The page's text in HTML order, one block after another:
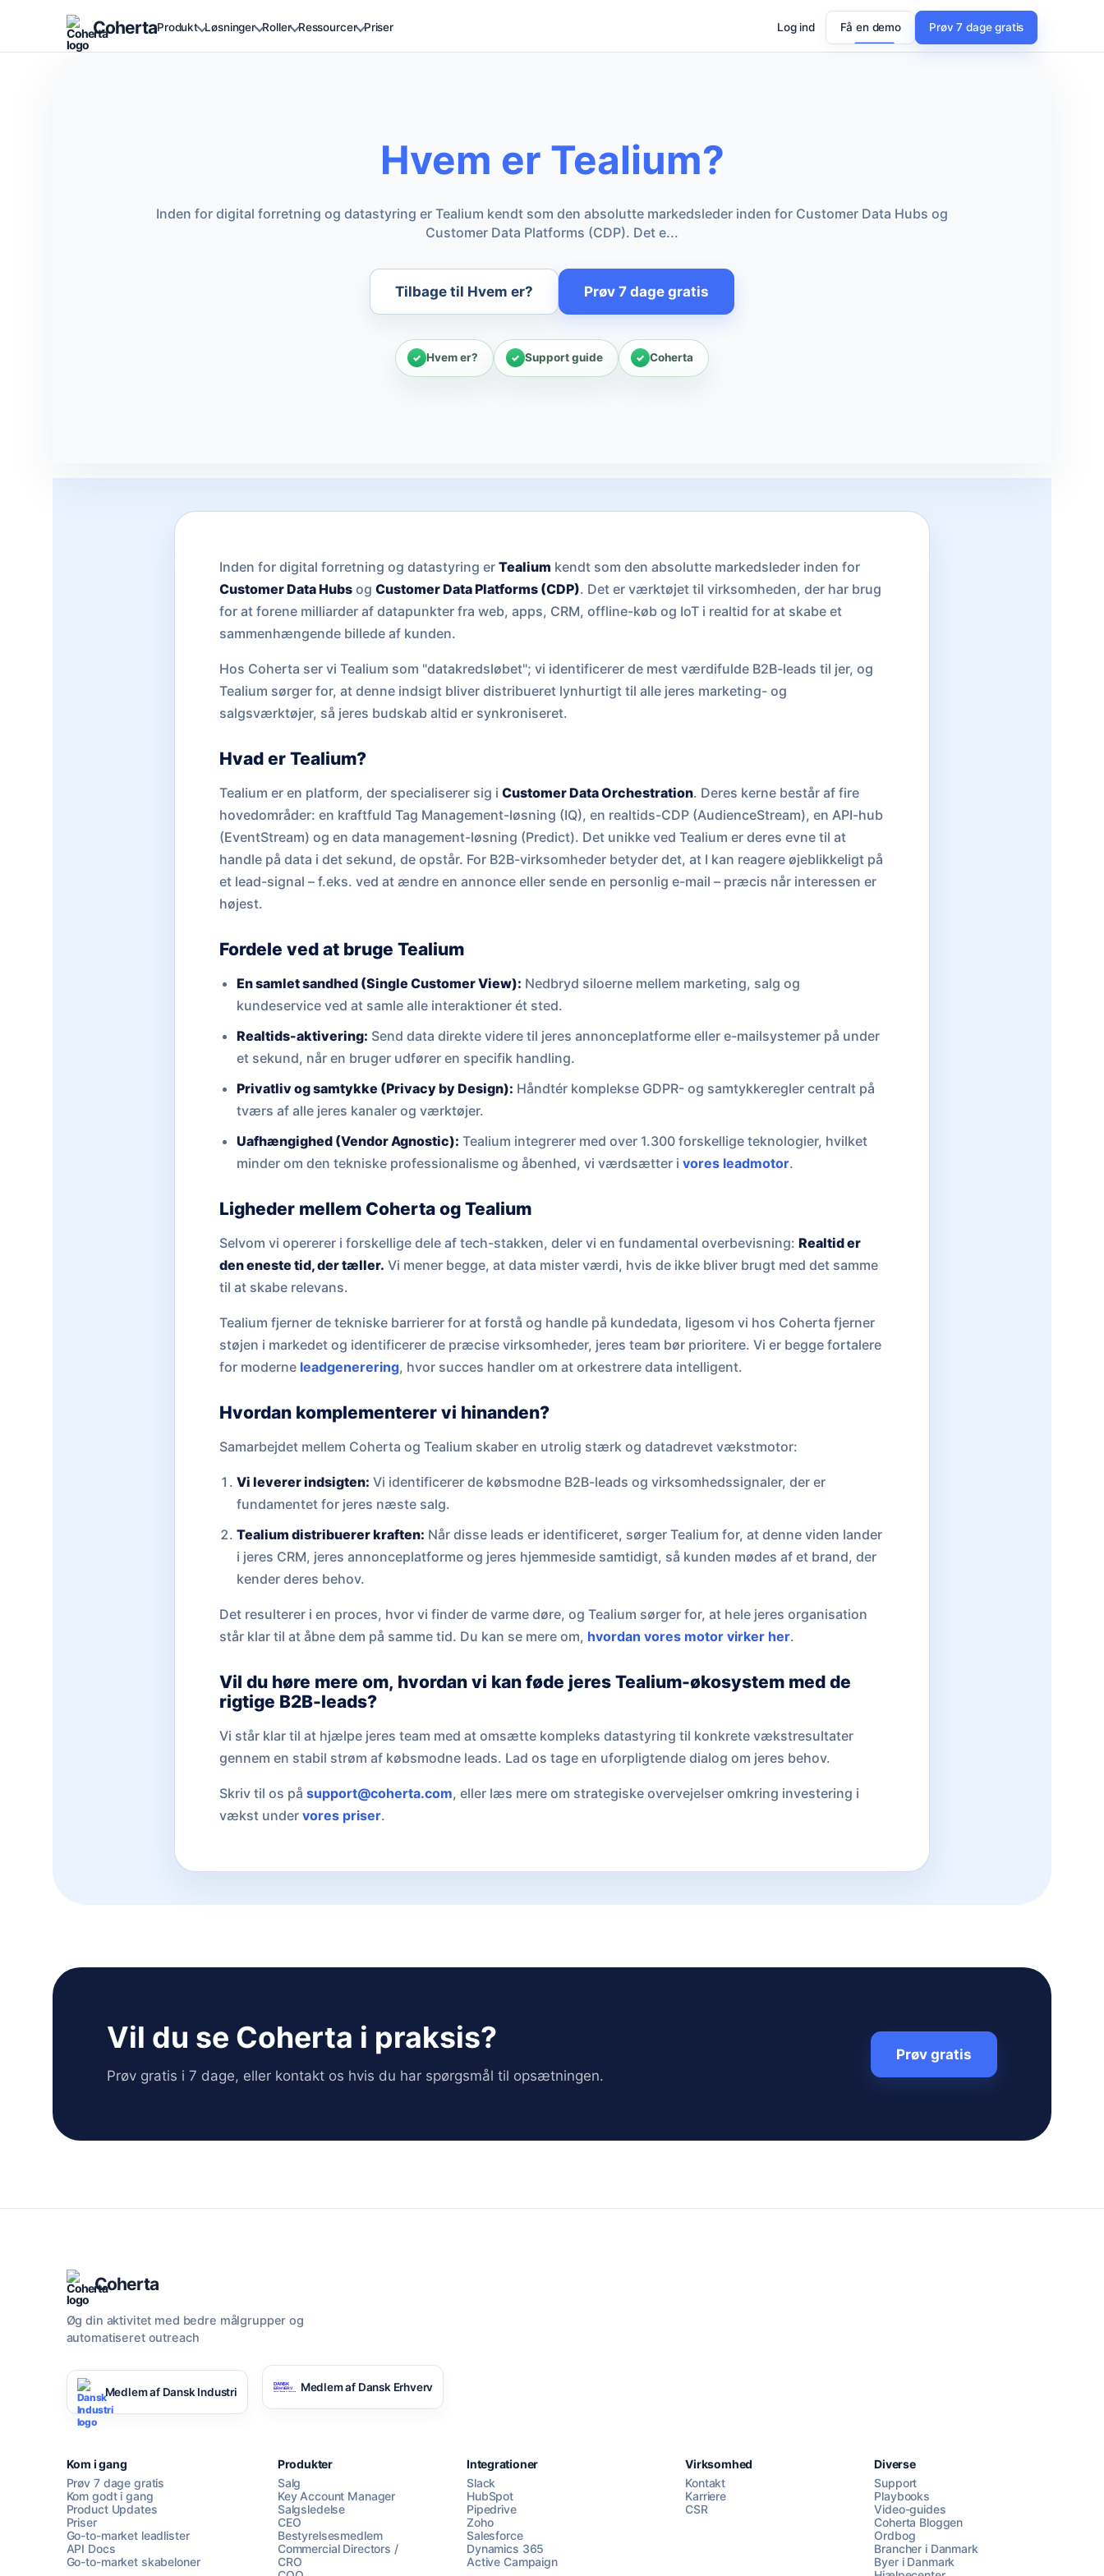
CohertaProdukt Løsninger Roller Ressourcer Priser Log ind Få en demo Prøv 7 dage gratis
Hvem er Tealium?
Inden for digital forretning og datastyring er Tealium kendt som den absolutte markedsleder inden for Customer Data Hubs og
Customer Data Platforms (CDP). Det e...
Tilbage til Hvem er? Prøv 7 dage gratis
Hvem er? Support guide Coherta
Inden for digital forretning og datastyring er Tealium kendt som den absolutte markedsleder inden for
Customer Data Hubsog Customer Data Platforms (CDP). Det er værktøjet til virksomheden, der har brug
for at forene milliarder af datapunkter fra web, apps, CRM, offline-køb og IoT i realtid for at skabe et
sammenhængende billede af kunden.
Hos Coherta ser vi Tealium som "datakredsløbet"; vi identificerer de mest værdifulde B2B-leads til jer, og
Tealium sørger for, at denne indsigt bliver distribueret lynhurtigt til alle jeres marketing- og
salgsværktøjer, så jeres budskab altid er synkroniseret.
Hvad er Tealium?
Tealium er en platform, der specialiserer sig i Customer Data Orchestration. Deres kerne består af fire
hovedområder: en kraftfuld Tag Management-løsning (IQ), en realtids-CDP (AudienceStream), en API-hub
(EventStream) og en data management-løsning (Predict). Det unikke ved Tealium er deres evne til at
handle på data i det sekund, de opstår. For B2B-virksomheder betyder det, at I kan reagere øjeblikkeligt på
et lead-signal – f.eks. ved at ændre en annonce eller sende en personlig e-mail – præcis når interessen er
højest.
Fordele ved at bruge Tealium
En samlet sandhed (Single Customer View): Nedbryd siloerne mellem marketing, salg og
kundeservice ved at samle alle interaktioner ét sted.
Realtids-aktivering: Send data direkte videre til jeres annonceplatforme eller e-mailsystemer på under
et sekund, når en bruger udfører en specifik handling.
Privatliv og samtykke (Privacy by Design): Håndtér komplekse GDPR- og samtykkeregler centralt på
tværs af alle jeres kanaler og værktøjer.
Uafhængighed (Vendor Agnostic): Tealium integrerer med over 1.300 forskellige teknologier, hvilket
minder om den tekniske professionalisme og åbenhed, vi værdsætter ivores leadmotor.
Ligheder mellem Coherta og Tealium
Selvom vi opererer i forskellige dele af tech-stakken, deler vi en fundamental overbevisning: Realtid er
den eneste tid, der tæller. Vi mener begge, at data mister værdi, hvis de ikke bliver brugt med det samme
til at skabe relevans.
Tealium fjerner de tekniske barrierer for at forstå og handle på kundedata, ligesom vi hos Coherta fjerner
støjen i markedet og identificerer de præcise virksomheder, jeres team bør prioritere. Vi er begge fortalere
for moderne leadgenerering, hvor succes handler om at orkestrere data intelligent.
Hvordan komplementerer vi hinanden?
Samarbejdet mellem Coherta og Tealium skaber en utrolig stærk og datadrevet vækstmotor:
Vi leverer indsigten: Vi identificerer de købsmodne B2B-leads og virksomhedssignaler, der er
fundamentet for jeres næste salg.
Tealium distribuerer kraften: Når disse leads er identificeret, sørger Tealium for, at denne viden lander
i jeres CRM, jeres annonceplatforme og jeres hjemmeside samtidigt, så kunden mødes af et brand, der
kender deres behov.
Det resulterer i en proces, hvor vi finder de varme døre, og Tealium sørger for, at hele jeres organisation
står klar til at åbne dem på samme tid. Du kan se mere om, hvordan vores motor virker her.
Vil du høre mere om, hvordan vi kan føde jeres Tealium-økosystem med de
rigtige B2B-leads?
Vi står klar til at hjælpe jeres team med at omsætte kompleks datastyring til konkrete vækstresultater
gennem en stabil strøm af købsmodne leads. Lad os tage en uforpligtende dialog om jeres behov.
Skriv til os på support@coherta.com, eller læs mere om strategiske overvejelser omkring investering i
vækst under vores priser.
Vil du se Coherta i praksis?
Prøv gratis i 7 dage, eller kontakt os hvis du har spørgsmål til opsætningen.
Prøv gratis
AI Campaign Assist Chat with us
Coherta
Øg din aktivitet med bedre målgrupper og
automatiseret outreach
Medlem af Dansk Industri Medlem af Dansk Erhverv
Kom i gang
Prøv 7 dage gratis
Kom godt i gang
Product Updates
Priser
Go-to-market leadlister
API Docs
Go-to-market skabeloner
Produkter
Salg
Key Account Manager
Salgsledelse
CEO
Bestyrelsesmedlem
Commercial Directors /
CRO
Integrationer
Slack
HubSpot
Pipedrive
Zoho
Salesforce
Dynamics 365
Active Campaign
Virksomhed
Kontakt
Karriere
CSR
Diverse
Support
Playbooks
Video-guides
Coherta Bloggen
Ordbog
Brancher i Danmark
Byer i Danmark